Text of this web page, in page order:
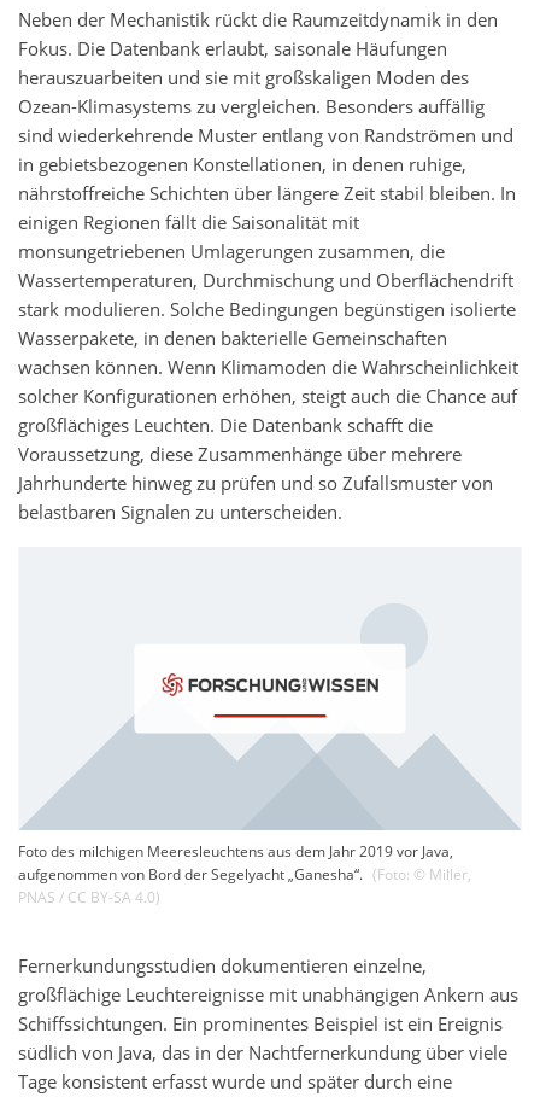
Neben der Mechanistik rückt die Raumzeitdynamik in den
Fokus. Die Datenbank erlaubt, saisonale Häufungen
herauszuarbeiten und sie mit großskaligen Moden des
Ozean-Klimasystems zu vergleichen. Besonders auffällig
sind wiederkehrende Muster entlang von Randströmen und
in gebietsbezogenen Konstellationen, in denen ruhige,
nährstoffreiche Schichten über längere Zeit stabil bleiben. In
einigen Regionen fällt die Saisonalität mit
monsungetriebenen Umlagerungen zusammen, die
Wassertemperaturen, Durchmischung und Oberflächendrift
stark modulieren. Solche Bedingungen begünstigen isolierte
Wasserpakete, in denen bakterielle Gemeinschaften
wachsen können. Wenn Klimamoden die Wahrscheinlichkeit
solcher Konfigurationen erhöhen, steigt auch die Chance auf
großflächiges Leuchten. Die Datenbank schafft die
Voraussetzung, diese Zusammenhänge über mehrere
Jahrhunderte hinweg zu prüfen und so Zufallsmuster von
belastbaren Signalen zu unterscheiden.
Foto des milchigen Meeresleuchtens aus dem Jahr 2019 vor Java,
aufgenommen von Bord der Segelyacht „Ganesha“. (Foto: © Miller,
PNAS / CC BY-SA 4.0)
Fernerkundungsstudien dokumentieren einzelne,
großflächige Leuchtereignisse mit unabhängigen Ankern aus
Schiffssichtungen. Ein prominentes Beispiel ist ein Ereignis
südlich von Java, das in der Nachtfernerkundung über viele
Tage konsistent erfasst wurde und später durch eine